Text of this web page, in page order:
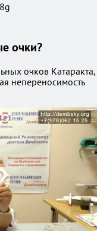
очки?
очков Катаракта,
непереносимость